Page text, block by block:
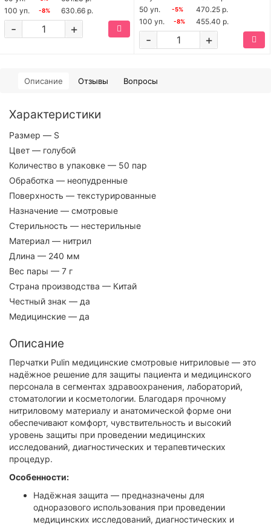
100 уп.
-8% 630.66 р.
+
-
50 уп.
-5%
470.25 р.
100 уп.
-8% 455.40 р.
+
-
Описание Отзывы Вопросы
Характеристики
Размер — S
Цвет — голубой
Количество в упаковке — 50 пар
Обработка — неопудренные
Поверхность — текстурированные
Назначение — смотровые
Стерильность — нестерильные
Материал — нитрил
Длина — 240 мм
Вес пары — 7 г
Страна производства — Китай
Честный знак — да
Медицинские — да
Описание
Перчатки Pulin медицинские смотровые нитриловые — это
надёжное решение для защиты пациента и медицинского
персонала в сегментах здравоохранения, лабораторий,
стоматологии и косметологии. Благодаря прочному
нитриловому материалу и анатомической форме они
обеспечивают комфорт, чувствительность и высокий
уровень защиты при проведении медицинских
исследований, диагностических и терапевтических
процедур.
Особенности:
Надёжная защита — предназначены для
одноразового использования при проведении
медицинских исследований, диагностических и